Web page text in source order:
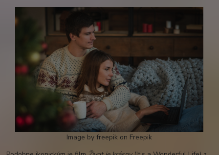
Image by freepik on Freepik